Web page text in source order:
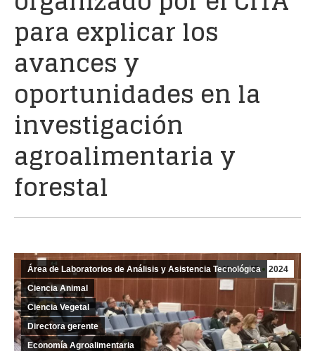
para explicar los
avances y
oportunidades en la
investigación
agroalimentaria y
forestal
Nov 28 2024
Área de Laboratorios de Análisis y Asistencia Tecnológica
Ciencia Animal
Ciencia Vegetal
Directora gerente
Economía Agroalimentaria